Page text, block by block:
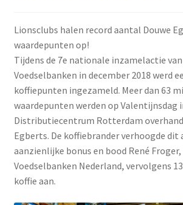
Lionsclubs halen record aantal Douwe
waardepunten op!
Tijdens de 7e nationale inzamelactie
Voedselbanken in december 2018 werd
koffiepunten ingezameld. Meer dan 63
waardepunten werden op Valentijnsdag
Distributiecentrum Rotterdam
Egberts. De koffiebrander verhoogde dit
aanzienlijke bonus en bood René
Voedselbanken Nederland, vervolgens
koffie aan.